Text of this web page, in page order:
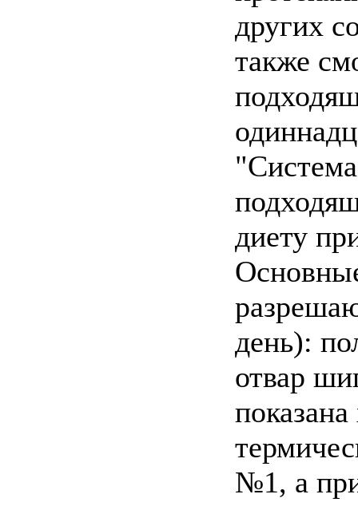
других
также
диету
день):
отвар
№1, а